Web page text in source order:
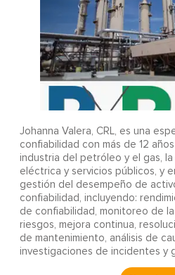
Johanna Valera, CRL, es una
confiabilidad con más de 12
industria del petróleo y el gas,
eléctrica y servicios públicos, y
gestión del desempeño de
confiabilidad, incluyendo:
de confiabilidad, monitoreo de
riesgos, mejora continua,
de mantenimiento, análisis de
investigaciones de incidentes y